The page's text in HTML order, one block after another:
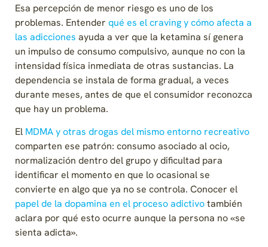
Esa percepción de menor riesgo es uno de los
problemas. Entender qué es el craving y cómo afecta a
las adicciones ayuda a ver que la ketamina sí genera
un impulso de consumo compulsivo, aunque no con la
intensidad física inmediata de otras sustancias. La
dependencia se instala de forma gradual, a veces
durante meses, antes de que el consumidor reconozca
que hay un problema.
El MDMA y otras drogas del mismo entorno recreativo
comparten ese patrón: consumo asociado al ocio,
normalización dentro del grupo y dificultad para
identificar el momento en que lo ocasional se
convierte en algo que ya no se controla. Conocer el
papel de la dopamina en el proceso adictivotambién
aclara por qué esto ocurre aunque la persona no «se
sienta adicta».